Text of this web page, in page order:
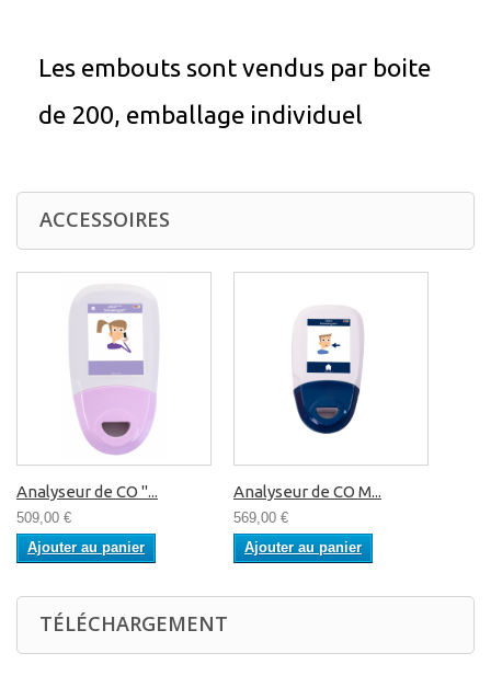
Les embouts sont vendus par boite
de 200, emballage individuel
ACCESSOIRES
Analyseur de CO "...
509,00 €
Ajouter au panier
Analyseur de CO M...
569,00 €
Ajouter au panier
TÉLÉCHARGEMENT